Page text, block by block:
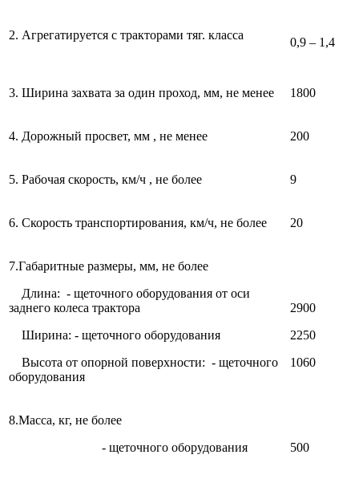
2. Агрегатируется с тракторами тяг. класса
0,9 – 1,4
3. Ширина захвата за один проход, мм, не менее 1800
4. Дорожный просвет, мм , не менее 200
5. Рабочая скорость, км/ч , не более 9
6. Скорость транспортирования, км/ч, не более 20
7.Габаритные размеры, мм, не более
Длина: - щеточного оборудования от оси
заднего колеса трактора
Ширина: - щеточного оборудования
Высота от опорной поверхности: - щеточного
оборудования
2900
2250
1060
8.Масса, кг, не более
- щеточного оборудования
500